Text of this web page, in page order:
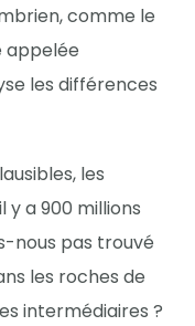
comme le
appelée
les différences
les
a 900 millions
nous pas trouvé
les roches de
intermédiaires ?